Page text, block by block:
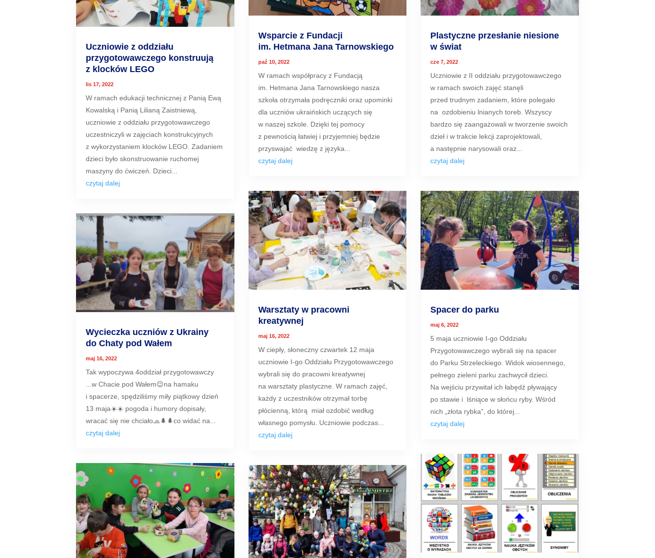
Uczniowie z oddziału
przygotowawczego konstruują
z klocków LEGO
lis 17, 2022
W ramach edukacji technicznej z Panią Ewą
Kowalską i Panią Lilianą Zaistniewą,
uczniowie z oddziału przygotowawczego
uczestniczyli w zajęciach konstrukcyjnych
z wykorzystaniem klocków LEGO. Zadaniem
dzieci było skonstruowanie ruchomej
maszyny do ćwiczeń. Dzieci...
czytaj dalej
Wycieczka uczniów z Ukrainy
do Chaty pod Wałem
maj 16, 2022
Tak wypoczywa 4oddział przygotowawczy
...w Chacie pod Wałem😉na hamaku
i spacerze, spędziliśmy miły piątkowy dzień
13 maja☀️☀️ pogoda i humory dopisały,
wracać się nie chciało🧢🌲🌲co widać na...
czytaj dalej
Wsparcie z Fundacji
im. Hetmana Jana Tarnowskiego
paź 10, 2022
W ramach współpracy z Fundacją
im. Hetmana Jana Tarnowskiego nasza
szkoła otrzymała podręczniki oraz upominki
dla uczniów ukraińskich uczących się
w naszej szkole. Dzięki tej pomocy
z pewnością łatwiej i przyjemniej będzie
przyswajać wiedzę z języka...
czytaj dalej
Warsztaty w pracowni
kreatywnej
maj 16, 2022
W ciepły, słoneczny czwartek 12 maja
uczniowie I-go Oddziału Przygotowawczego
wybrali się do pracowni kreatywnej
na warsztaty plastyczne. W ramach zajęć,
każdy z uczestników otrzymał torbę
płócienną, którą miał ozdobić według
własnego pomysłu. Uczniowie podczas...
czytaj dalej
Plastyczne przesłanie niesione
w świat
cze 7, 2022
Uczniowie z II oddziału przygotowawczego
w ramach swoich zajęć stanęli
przed trudnym zadaniem, które polegało
na ozdobieniu lnianych toreb. Wszyscy
bardzo się zaangażowali w tworzenie swoich
dzieł i w trakcie lekcji zaprojektowali,
a następnie narysowali oraz...
czytaj dalej
Spacer do parku
maj 6, 2022
5 maja uczniowie I-go Oddziału
Przygotowawczego wybrali się na spacer
do Parku Strzeleckiego. Widok wiosennego,
pełnego zieleni parku zachwycił dzieci.
Na wejściu przywitał ich łabędź pływający
po stawie i lśniące w słońcu ryby. Wśród
nich „złota rybka”, do której...
czytaj dalej